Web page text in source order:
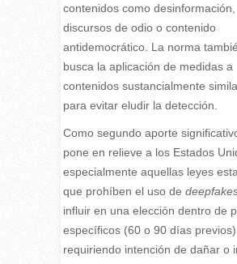
contenidos como desinformación,
discursos de odio o contenido
antidemocrático. La norma
busca la aplicación de medidas a
contenidos sustancialmente
para evitar eludir la detección.
Como segundo aporte
pone en relieve a los Estados
especialmente aquellas leyes
que prohíben el uso de
influir en una elección dentro de
específicos (60 o 90 días previos),
requiriendo intención de dañar o